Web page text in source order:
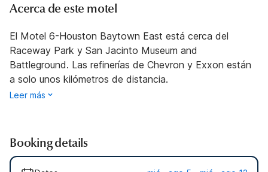
Acerca de este motel
El Motel 6-Houston Baytown East está cerca del
Raceway Park y San Jacinto Museum and
Battleground. Las refinerías de Chevron y Exxon están
a solo unos kilómetros de distancia.
Leer más
Booking details